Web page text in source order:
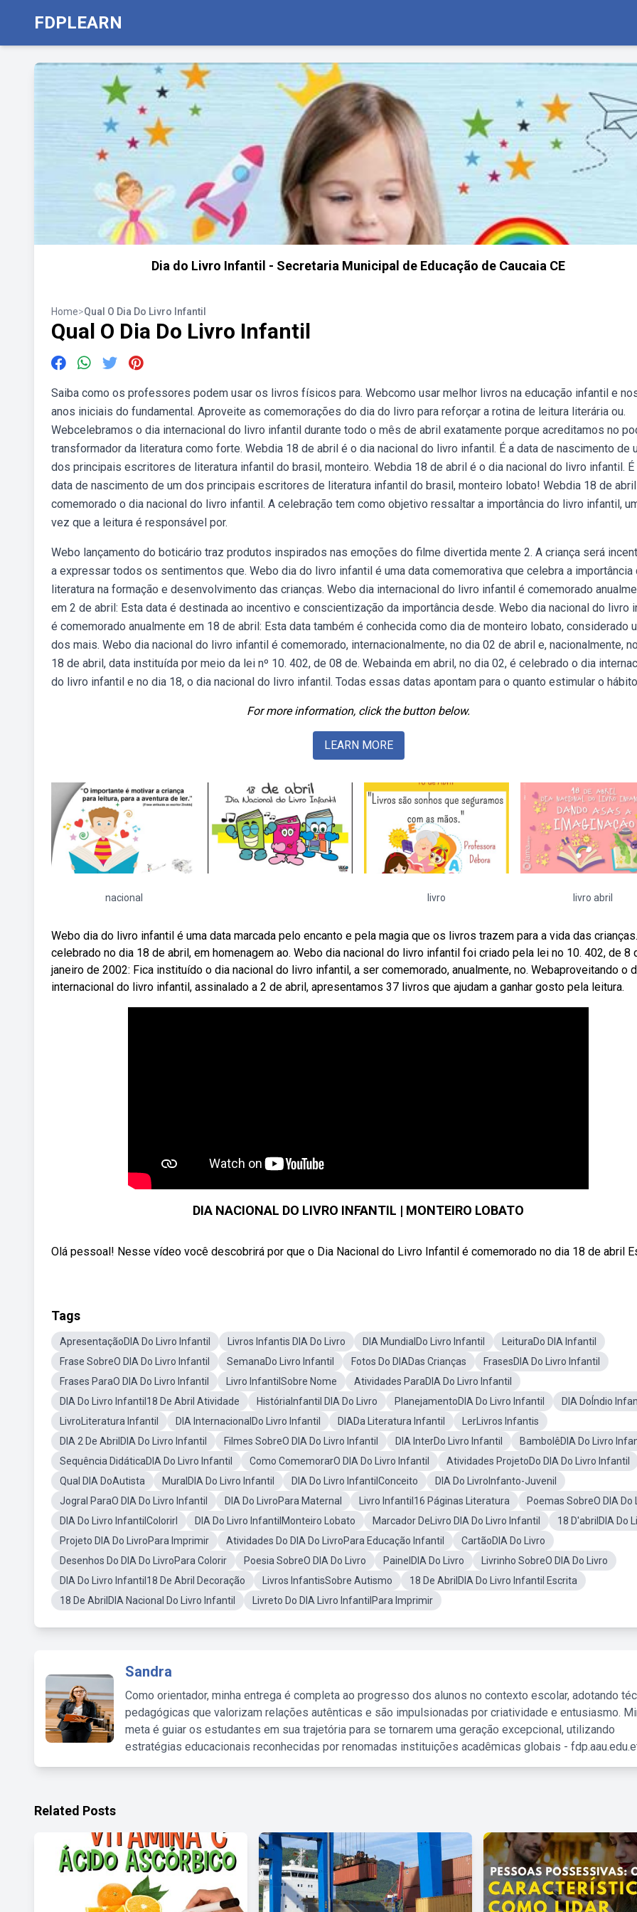
FDPLEARN
Dia do Livro Infantil - Secretaria Municipal de Educação de Caucaia CE
Home>Qual O Dia Do Livro Infantil
Qual O Dia Do Livro Infantil
Saiba como os professores podem usar os livros físicos para. Webcomo usar melhor livros na educação infantil e
anos iniciais do fundamental. Aproveite as comemorações do dia do livro para reforçar a rotina de leitura literária ou.
Webcelebramos o dia internacional do livro infantil durante todo o mês de abril exatamente porque acreditamos no
transformador da literatura como forte. Webdia 18 de abril é o dia nacional do livro infantil. É a data de nascimento de
dos principais escritores de literatura infantil do brasil, monteiro. Webdia 18 de abril é o dia nacional do livro infantil. É
data de nascimento de um dos principais escritores de literatura infantil do brasil, monteiro lobato! Webdia 18 de
comemorado o dia nacional do livro infantil. A celebração tem como objetivo ressaltar a importância do livro infantil,
vez que a leitura é responsável por.
Webo lançamento do boticário traz produtos inspirados nas emoções do filme divertida mente 2. A criança será
a expressar todos os sentimentos que. Webo dia do livro infantil é uma data comemorativa que celebra a importância
literatura na formação e desenvolvimento das crianças. Webo dia internacional do livro infantil é comemorado
em 2 de abril: Esta data é destinada ao incentivo e conscientização da importância desde. Webo dia nacional do livro
é comemorado anualmente em 18 de abril: Esta data também é conhecida como dia de monteiro lobato, considerado
dos mais. Webo dia nacional do livro infantil é comemorado, internacionalmente, no dia 02 de abril e, nacionalmente,
18 de abril, data instituída por meio da lei nº 10. 402, de 08 de. Webainda em abril, no dia 02, é celebrado o dia
do livro infantil e no dia 18, o dia nacional do livro infantil. Todas essas datas apontam para o quanto estimular o
For more information, click the button below.
LEARN MORE
nacional livro livro abril
Webo dia do livro infantil é uma data marcada pelo encanto e pela magia que os livros trazem para a vida das
celebrado no dia 18 de abril, em homenagem ao. Webo dia nacional do livro infantil foi criado pela lei no 10. 402, de 8
janeiro de 2002: Fica instituído o dia nacional do livro infantil, a ser comemorado, anualmente, no. Webaproveitando o
internacional do livro infantil, assinalado a 2 de abril, apresentamos 37 livros que ajudam a ganhar gosto pela leitura.
DIA NACIONAL DO LIVRO INFANTIL | MONTEIRO LOBATO
Olá pessoal! Nesse vídeo você descobrirá por que o Dia Nacional do Livro Infantil é comemorado no dia 18 de abril
Tags
ApresentaçãoDIA Do Livro Infantil Livros Infantis DIA Do Livro DIA MundialDo Livro Infantil
LeituraDo DIA Infantil
Frase SobreO DIA Do Livro Infantil
SemanaDo Livro Infantil Fotos Do DIADas Crianças
FrasesDIA Do Livro Infantil
Frases ParaO DIA Do Livro Infantil
Livro InfantilSobre Nome
Atividades ParaDIA Do Livro Infantil
DIA Do Livro Infantil18 De Abril Atividade
HistóriaInfantil DIA Do Livro PlanejamentoDIA Do Livro Infantil
DIA DoÍndio
LivroLiteratura Infantil
DIA InternacionalDo Livro Infantil DIADa Literatura Infantil
LerLivros Infantis
DIA 2 De AbrilDIA Do Livro Infantil
Filmes SobreO DIA Do Livro Infantil DIA InterDo Livro Infantil
BambolêDIA Do Livro
Sequência DidáticaDIA Do Livro Infantil
Como ComemorarO DIA Do Livro Infantil
Atividades ProjetoDo DIA Do Livro Infantil
Qual DIA DoAutista
MuralDIA Do Livro Infantil DIA Do Livro InfantilConceito
DIA Do LivroInfanto-Juvenil
Jogral ParaO DIA Do Livro Infantil
DIA Do LivroPara Maternal Livro Infantil16 Páginas Literatura
Poemas SobreO DIA Do
DIA Do Livro InfantilColorirl
DIA Do Livro InfantilMonteiro Lobato Marcador DeLivro DIA Do Livro Infantil
18 D'abrilDIA Do
Projeto DIA Do LivroPara Imprimir
Atividades Do DIA Do LivroPara Educação Infantil
CartãoDIA Do Livro
Desenhos Do DIA Do LivroPara Colorir
Poesia SobreO DIA Do Livro PainelDIA Do Livro
Livrinho SobreO DIA Do Livro
DIA Do Livro Infantil18 De Abril Decoração
Livros InfantisSobre Autismo
18 De AbrilDIA Do Livro Infantil Escrita
18 De AbrilDIA Nacional Do Livro Infantil
Livreto Do DIA Livro InfantilPara Imprimir
Sandra
Como orientador, minha entrega é completa ao progresso dos alunos no contexto escolar, adotando
pedagógicas que valorizam relações autênticas e são impulsionadas por criatividade e entusiasmo.
meta é guiar os estudantes em sua trajetória para se tornarem uma geração excepcional, utilizando
estratégias educacionais reconhecidas por renomadas instituições acadêmicas globais -
Related Posts